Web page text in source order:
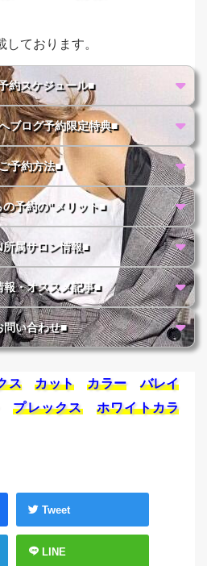
しております。
約スケジュール■
ブログ予約限定特典■
予約方法■
予約の"メリット■
所属サロン情報■
報・オススメ記事■
問い合わせ■
ス カット カラー
バレイ
プレックス
ホワイトカラ
Tweet
LINE